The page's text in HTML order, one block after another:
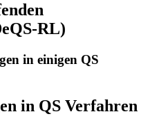
RL)
in einigen QS
in QS Verfahren